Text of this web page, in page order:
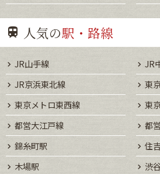
人気の駅・路線
JR山手線
JR
JR京浜東北線
東
東京メトロ東西線
東
都営大江戸線
都
錦糸町駅
住
木場駅
渋